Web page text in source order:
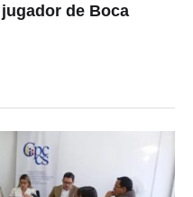
de Boca